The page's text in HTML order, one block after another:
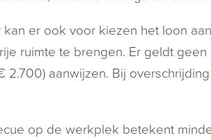
er ook voor kiezen het loon
ruimte te brengen. Er geldt
2.700) aanwijzen. Bij
op de werkplek betekent